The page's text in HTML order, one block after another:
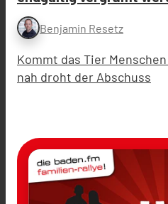
Benjamin Resetz
Kommt das Tier
nah droht der Abschuss